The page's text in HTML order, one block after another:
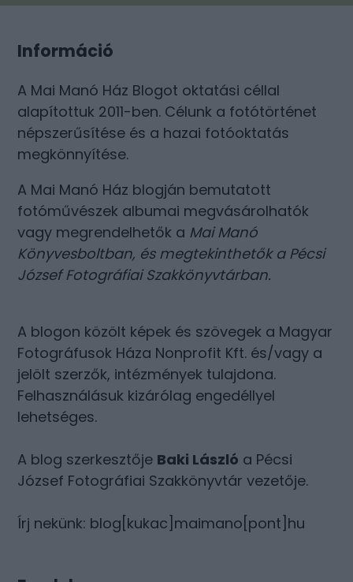
Információ
A Mai Manó Ház Blogot oktatási céllal
alapítottuk 2011-ben. Célunk a fotótörténet
népszerűsítése és a hazai fotóoktatás
megkönnyítése.
A Mai Manó Ház blogján bemutatott
fotóművészek albumai megvásárolhatók
vagy megrendelhetők a Mai Manó
Könyvesboltban, és megtekinthetők a Pécsi
József Fotográfiai Szakkönyvtárban.
A blogon közölt képek és szövegek a Magyar
Fotográfusok Háza Nonprofit Kft. és/vagy a
jelölt szerzők, intézmények tulajdona.
Felhasználásuk kizárólag engedéllyel
lehetséges.
A blog szerkesztője Baki László a Pécsi
József Fotográfiai Szakkönyvtár vezetője.
Írj nekünk: blog[kukac]maimano[pont]hu